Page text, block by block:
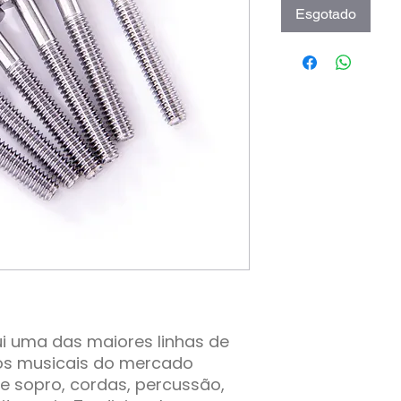
uma das maiores linhas de
musicais do mercado
sopro, cordas, percussão,
Esgotado